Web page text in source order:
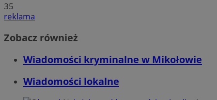
35
reklama
Zobacz również
Wiadomości kryminalne w Mikołowie
Wiadomości lokalne